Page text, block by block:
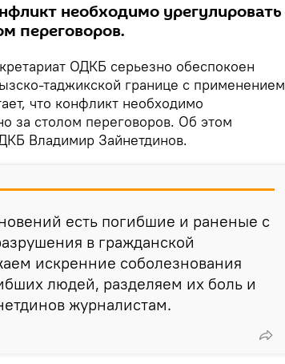
необходимо урегулировать
переговоров.
ОДКБ серьезно обеспокоен
таджикской границе с применением
что конфликт необходимо
за столом переговоров. Об этом
Владимир Зайнетдинов.
есть погибшие и раненые с
в гражданской
искренние соболезнования
людей, разделяем их боль и
журналистам.